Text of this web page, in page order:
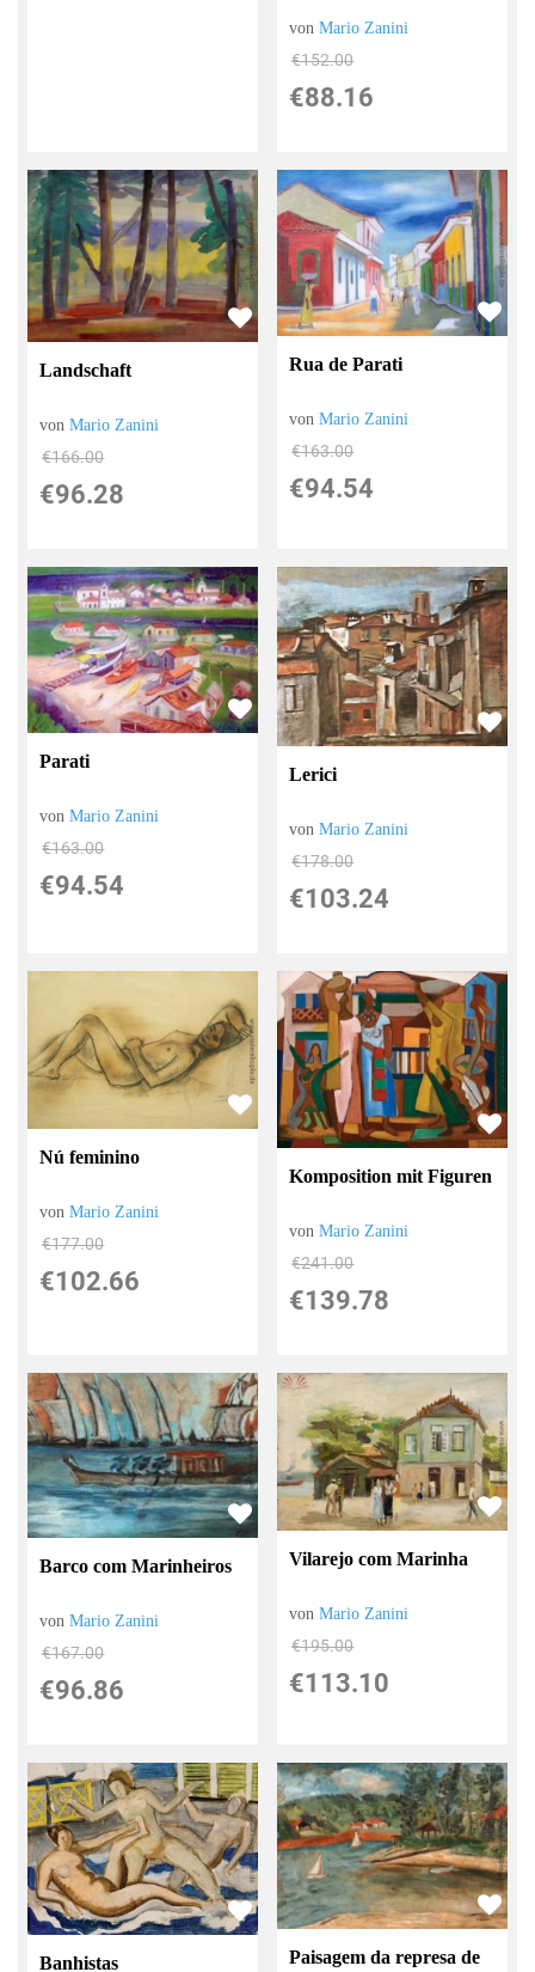
vonMario Zanini
€152.00
€88.16
Landschaft
vonMario Zanini
€166.00
€96.28
Rua de Parati
vonMario Zanini
€163.00
€94.54
Parati
vonMario Zanini
€163.00
€94.54
Lerici
vonMario Zanini
€178.00
€103.24
Nú feminino
vonMario Zanini
€177.00
€102.66
Komposition mit Figuren
vonMario Zanini
€241.00
€139.78
Barco com Marinheiros
vonMario Zanini
€167.00
€96.86
Vilarejo com Marinha
vonMario Zanini
€195.00
€113.10
Banhistas Paisagem da represa de